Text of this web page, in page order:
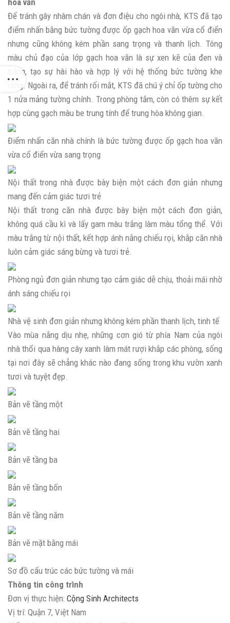
hoa văn
Để tránh gây nhàm chán và đơn điệu cho ngôi nhà, KTS đã tạo
điểm nhấn bằng bức tường được ốp gạch hoa văn vừa cổ điển
nhưng cũng không kém phần sang trọng và thanh lịch. Tông
màu chủ đạo của lớp gạch hoa văn là sự xen kẽ của đen và
trắng, tạo sự hài hào và hợp lý với hệ thống bức tường khe
rỗng. Ngoài ra, để tránh rối mắt, KTS đã chú ý chỉ ốp tường cho
1 nửa mảng tường chính. Trong phòng tắm, còn có thêm sự kết
hợp cùng gạch màu be trung tính để trung hòa không gian.
Điểm nhấn căn nhà chính là bức tường được ốp gạch hoa văn
vừa cổ điển vừa sang trọng
Nội thất trong nhà được bày biện một cách đơn giản nhưng
mang đến cảm giác tươi trẻ
Nội thất trong căn nhà được bày biện một cách đơn giản,
không quá cầu kì và lấy gam màu trắng làm màu tổng thể. Với
màu trắng từ nội thất, kết hợp ánh nắng chiếu rọi, khắp căn nhà
luôn cảm giác sáng bừng và tươi trẻ.
Phòng ngủ đơn giản nhưng tạo cảm giác dễ chịu, thoải mái nhờ
ánh sáng chiếu rọi
Nhà vệ sinh đơn giản nhưng không kém phần thanh lịch, tinh tế
Vào mùa nắng dịu nhẹ, những cơn gió từ phía Nam của ngôi
nhà thổi qua hàng cây xanh làm mát rượi khắp các phòng, sống
tại nơi đây sẽ chẳng khác nào đang sống trong khu vườn xanh
tươi và tuyệt đẹp.
Bản vẽ tầng một
Bản vẽ tầng hai
Bản vẽ tầng ba
Bản vẽ tầng bốn
Bản vẽ tầng năm
Bản vẽ mặt bằng mái
Sơ đồ cấu trúc các bức tường và mái
Thông tin công trình
Đơn vị thực hiện: Cộng Sinh Architects
Vị trí: Quận 7, Việt Nam